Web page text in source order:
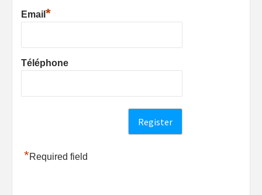
Email *
Téléphone
*Required field